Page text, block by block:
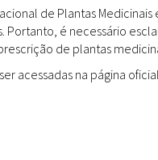
de Plantas
é necessário
de plantas
acessadas na página